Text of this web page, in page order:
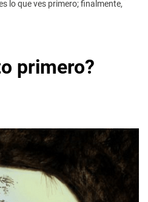
lo que ves primero; finalmente,
primero?